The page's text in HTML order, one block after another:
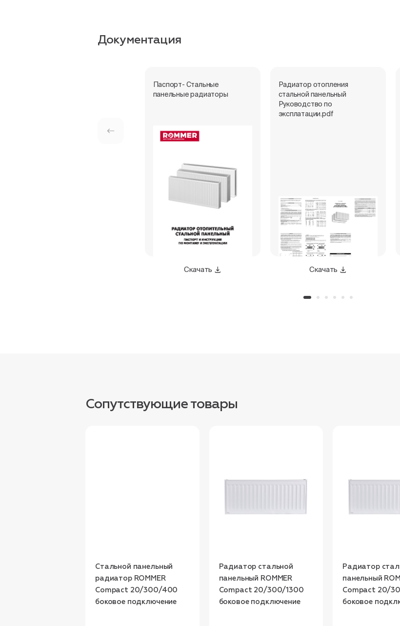
Документация
Паспорт- Стальные
панельные радиаторы
Скачать
Радиатор отопления
стальной панельный
Руководство по
эксплатации.pdf
Скачать
Сопутствующие товары
Стальной панельный
радиатор ROMMER
Compact 20/300/400
боковое подключение
Радиатор стальной
панельный ROMMER
Compact 20/300/1300
боковое подключение
Радиатор
панельный
Compact 20/
боковое